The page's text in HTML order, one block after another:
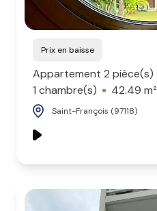
Prix en baisse
Appartement 2 pièce(s)
1 chambre(s)
42.49 m²
Saint-François (97118)